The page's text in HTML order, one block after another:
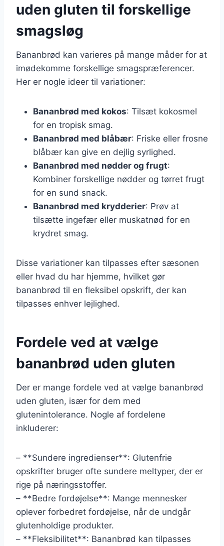
uden gluten til forskellige
smagsløg
Bananbrød kan varieres på mange måder for at
imødekomme forskellige smagspræferencer.
Her er nogle ideer til variationer:
Bananbrød med kokos: Tilsæt kokosmel
for en tropisk smag.
Bananbrød med blåbær: Friske eller frosne
blåbær kan give en dejlig syrlighed.
Bananbrød med nødder og frugt:
Kombiner forskellige nødder og tørret frugt
for en sund snack.
Bananbrød med krydderier: Prøv at
tilsætte ingefær eller muskatnød for en
krydret smag.
Disse variationer kan tilpasses efter sæsonen
eller hvad du har hjemme, hvilket gør
bananbrød til en fleksibel opskrift, der kan
tilpasses enhver lejlighed.
Fordele ved at vælge
bananbrød uden gluten
Der er mange fordele ved at vælge bananbrød
uden gluten, især for dem med
glutenintolerance. Nogle af fordelene
inkluderer:
– **Sundere ingredienser**: Glutenfrie
opskrifter bruger ofte sundere meltyper, der er
rige på næringsstoffer.
– **Bedre fordøjelse**: Mange mennesker
oplever forbedret fordøjelse, når de undgår
glutenholdige produkter.
– **Fleksibilitet**: Bananbrød kan tilpasses